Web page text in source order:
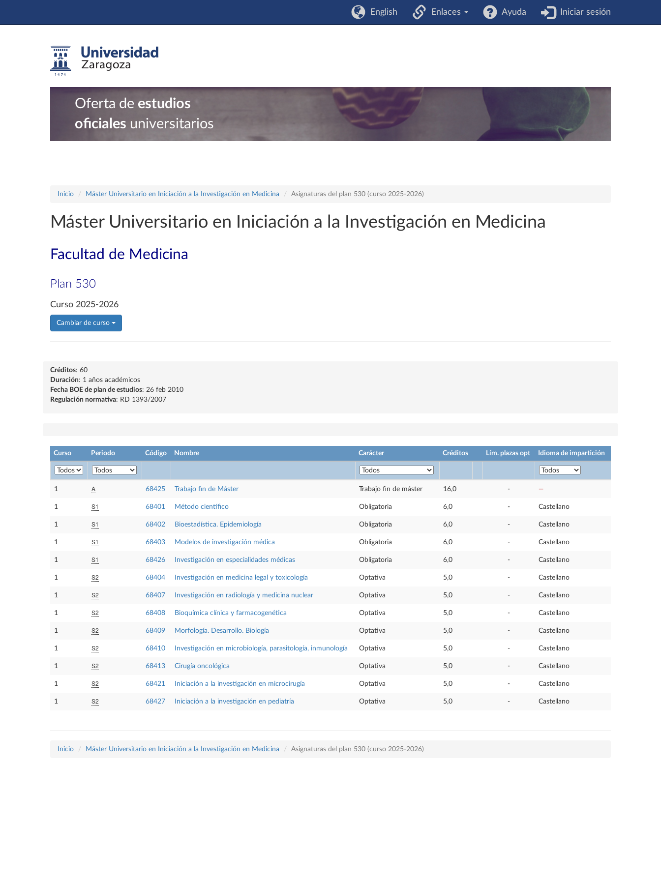
English Enlaces Ayuda Iniciar sesión
Oferta de estudios
oficiales universitarios
Inicio Máster Universitario en Iniciación a la Investigación en Medicina Asignaturas del plan 530 (curso 2025-2026)
Máster Universitario en Iniciación a la Investigación en Medicina
Facultad de Medicina
Plan 530
Curso 2025-2026
Cambiar de curso
Créditos: 60
Duración: 1 años académicos
Fecha BOE de plan de estudios: 26 feb 2010
Regulación normativa: RD 1393/2007
Curso Periodo Código Nombre Carácter Créditos Lím. plazas opt Idioma de impartición
1 A 68425 Trabajo fin de Máster Trabajo fin de máster 16,0 - —
1 S1 68401 Método científico Obligatoria 6,0 - Castellano
1 S1 68402 Bioestadística. Epidemiología Obligatoria 6,0 - Castellano
1 S1 68403 Modelos de investigación médica Obligatoria 6,0 - Castellano
1 S1 68426 Investigación en especialidades médicas Obligatoria 6,0 - Castellano
1 S2 68404 Investigación en medicina legal y toxicología Optativa 5,0 - Castellano
1 S2 68407 Investigación en radiología y medicina nuclear Optativa 5,0 - Castellano
1 S2 68408 Bioquímica clínica y farmacogenética Optativa 5,0 - Castellano
1 S2 68409 Morfología. Desarrollo. Biología Optativa 5,0 - Castellano
1 S2 68410 Investigación en microbiología, parasitología, inmunología Optativa 5,0 - Castellano
1 S2 68413 Cirugía oncológica Optativa 5,0 - Castellano
1 S2 68421 Iniciación a la investigación en microcirugía Optativa 5,0 - Castellano
1 S2 68427 Iniciación a la investigación en pediatría Optativa 5,0 - Castellano
Inicio Máster Universitario en Iniciación a la Investigación en Medicina Asignaturas del plan 530 (curso 2025-2026)